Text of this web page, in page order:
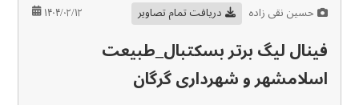
حسین نقی زاده دریافت تمام تصاویر ۱۴۰۴/۰۲/۱۲
فینال لیگ برتر بسکتبال_طبیعت
اسلامشهر و شهرداری گرگان